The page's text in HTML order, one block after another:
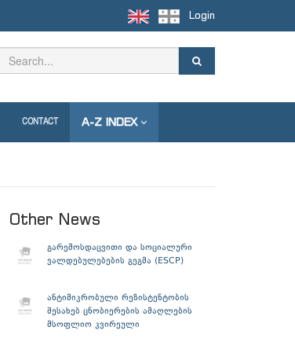
Login
CONTACT A-Z INDEX
Other News
გარემოსდაცვითი და სოციალური
ვალდებულებების გეგმა (ESCP)
ანტიმიკრობული რეზისტენტობის
შესახებ ცნობიერების ამაღლების
მსოფლიო კვირეული